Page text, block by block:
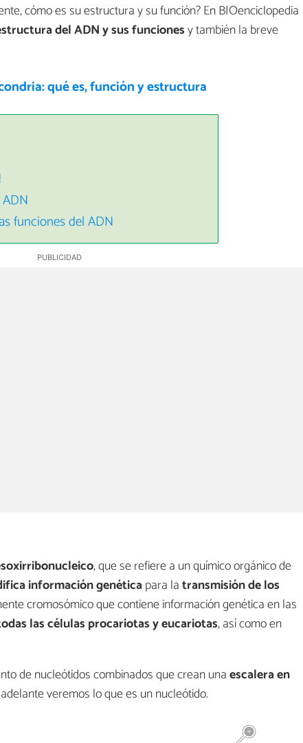
cómo es su estructura y su función? En BIOenciclopedia
del ADN y sus funcionesy también la breve
qué es, función y estructura
funciones del ADN
, que se refiere a un químico orgánico de
información genéticapara latransmisión de los
cromosómico que contiene información genética en las
las células procariotas y eucariotas, así como en
de nucleótidos combinados que crean unaescalera en
veremos lo que es un nucleótido.